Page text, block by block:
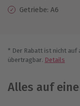
Getriebe: A6
* Der Rabatt ist nicht auf
übertragbar. Details
Alles auf